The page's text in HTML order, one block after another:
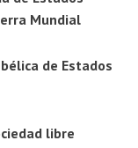
Mundial
de Estados
libre